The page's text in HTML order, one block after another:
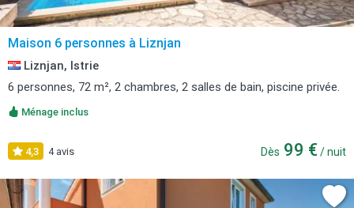
Maison 6 personnes à Liznjan
Liznjan, Istrie
6 personnes, 72 m², 2 chambres, 2 salles de bain, piscine privée.
Ménage inclus
4,3 4 avis Dès 99 € / nuit